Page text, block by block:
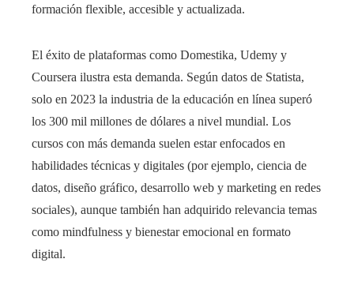
formación flexible, accesible y actualizada.
El éxito de plataformas como Domestika, Udemy y
Coursera ilustra esta demanda. Según datos de Statista,
solo en 2023 la industria de la educación en línea superó
los 300 mil millones de dólares a nivel mundial. Los
cursos con más demanda suelen estar enfocados en
habilidades técnicas y digitales (por ejemplo, ciencia de
datos, diseño gráfico, desarrollo web y marketing en redes
sociales), aunque también han adquirido relevancia temas
como mindfulness y bienestar emocional en formato
digital.